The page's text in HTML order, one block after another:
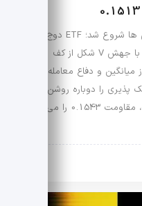
سال با شوک مثبتی برای میم کوین ها شروع شد؛ ETF دوج
کوین 2x در صدر بازدهی و DOGE با جهش V شکل از کف
از میانگین و دفاع معامله
نبض ریسک پذیری را دوباره روشن
کرده است. آیا موج بعدی این رالی، مقاومت 0.1543 را می